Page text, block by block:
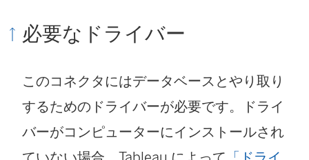
必要なドライバー
このコネクタにはデータベースとやり取り
するためのドライバーが必要です。ドライ
バーがコンピューターにインストールされ